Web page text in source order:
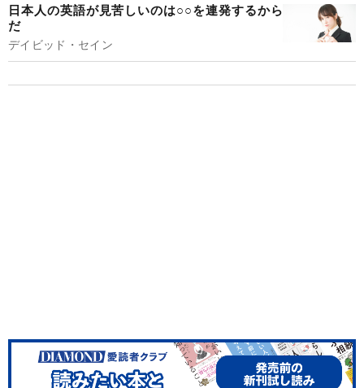
日本人の英語が見苦しいのは○○を連発するから
だ
デイビッド・セイン